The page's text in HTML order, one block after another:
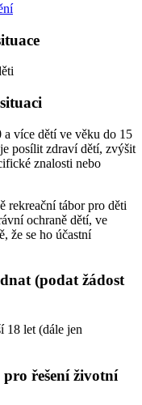
více dětí ve věku do 15
posílit zdraví dětí, zvýšit
znalosti nebo
rekreační tábor pro děti
ochraně dětí, ve
že se ho účastní
(podat žádost
18 let (dále jen
řešení životní